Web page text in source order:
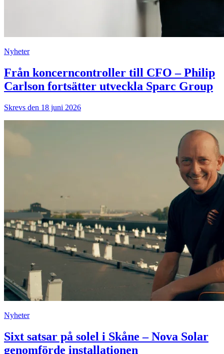
Nyheter
Från koncerncontroller till CFO – Philip
Carlson fortsätter utveckla Sparc Group
Skrevs den 18 juni 2026
Nyheter
Sixt satsar på solel i Skåne – Nova Solar
genomförde installationen